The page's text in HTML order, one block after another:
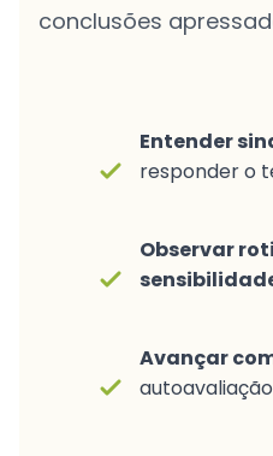
conclusões
Entender
responder o
Observar
Avançar